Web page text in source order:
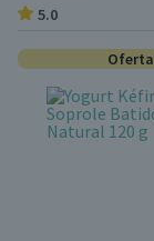
5.0
Oferta